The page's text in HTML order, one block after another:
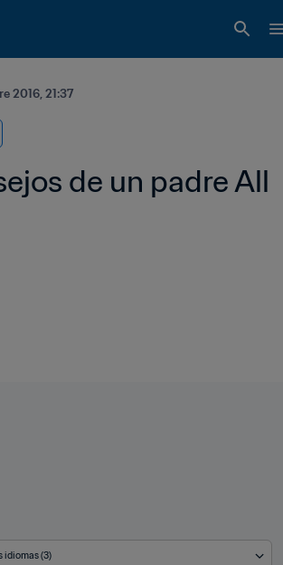
2016, 21:37
de un padre All
idiomas (3)